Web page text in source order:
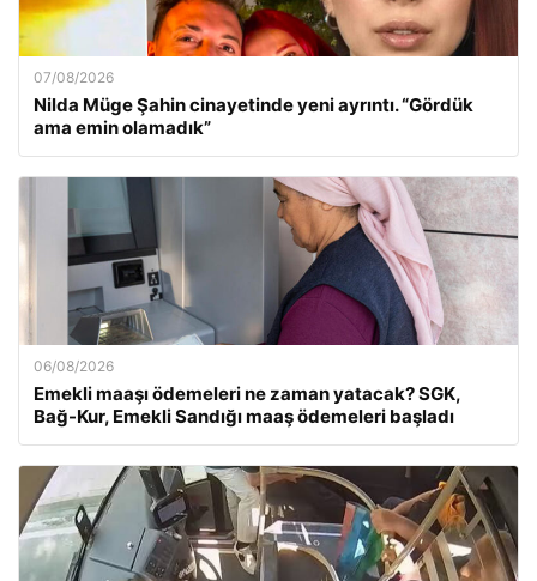
07/08/2026
Nilda Müge Şahin cinayetinde yeni ayrıntı. “Gördük
ama emin olamadık”
06/08/2026
Emekli maaşı ödemeleri ne zaman yatacak? SGK,
Bağ-Kur, Emekli Sandığı maaş ödemeleri başladı